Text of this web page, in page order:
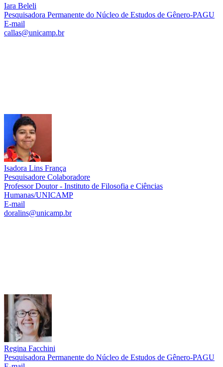
Iara Beleli
Pesquisadora Permanente do Núcleo de Estudos de Gênero-PAGU
E-mail
callas@unicamp.br
Isadora Lins França
Pesquisadore Colaboradore
Professor Doutor - Instituto de Filosofia e Ciências
Humanas/UNICAMP
E-mail
doralins@unicamp.br
Regina Facchini
Pesquisadora Permanente do Núcleo de Estudos de Gênero-PAGU